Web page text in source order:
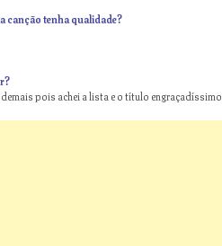
canção tenha qualidade?
pois achei a lista e o título